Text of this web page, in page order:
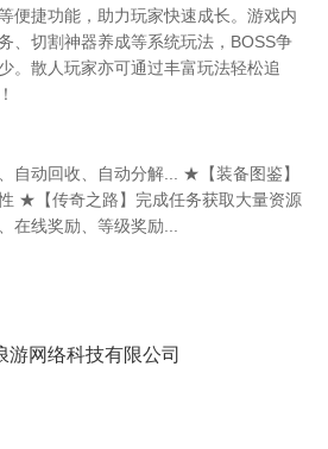
便捷功能，助力玩家快速成长。游戏内
、切割神器养成等系统玩法，BOSS争
。散人玩家亦可通过丰富玩法轻松追
自动回收、自动分解... ★【装备图鉴】
★【传奇之路】完成任务获取大量资源
线奖励、等级奖励...
游网络科技有限公司